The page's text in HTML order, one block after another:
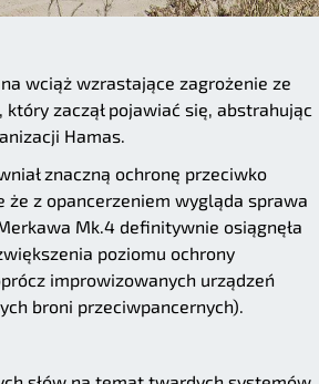
wciąż wzrastające zagrożenie ze
zaczął pojawiać się, abstrahując
Hamas.
znaczną ochronę przeciwko
że z opancerzeniem wygląda sprawa
Mk.4 definitywnie osiągnęła
poziomu ochrony
improwizowanych urządzeń
broni przeciwpancernych).